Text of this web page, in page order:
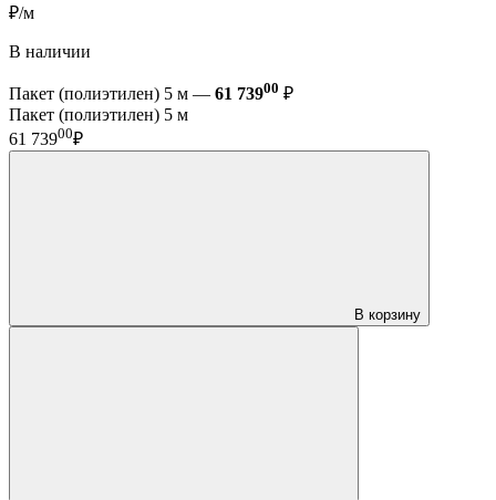
₽/м
В наличии
Пакет (полиэтилен) 5 м — 61 73900 ₽
Пакет (полиэтилен) 5 м
61 73900₽
В корзину